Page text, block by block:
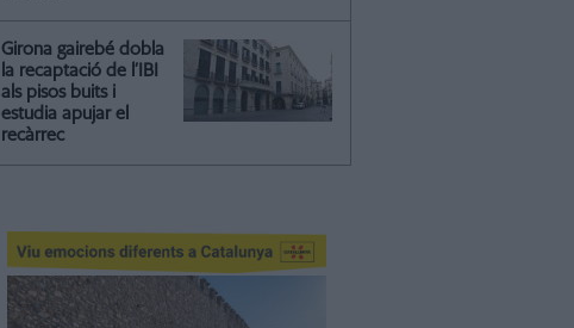
Girona gairebé dobla
la recaptació de l’IBI
als pisos buits i
estudia apujar el
recàrrec